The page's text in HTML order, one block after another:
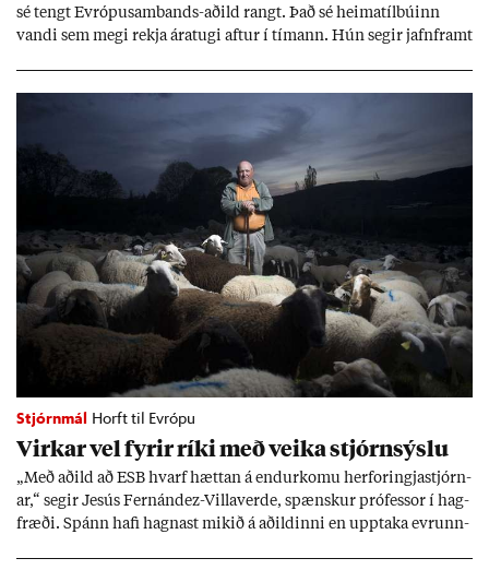
sé tengt Evr­ópu­sam­bands-að­ild rangt. Það sé heima­tíl­bú­inn
vandi sem megi rekja ára­tugi aft­ur í tím­ann. Hún seg­ir jafn­framt
Stjórnmál Horft til Evrópu
Virk­ar vel fyr­ir ríki með veika stjórn­sýslu
„Með að­ild að ESB hvarf hætt­an á end­ur­komu her­for­ingja­stjórn­
ar,“ seg­ir Jesús Fer­nández-Villa­ver­de, spænsk­ur pró­fess­or í hag­
fræði. Spánn hafi hagn­ast mik­ið á að­ild­inni en upp­taka evr­unn­